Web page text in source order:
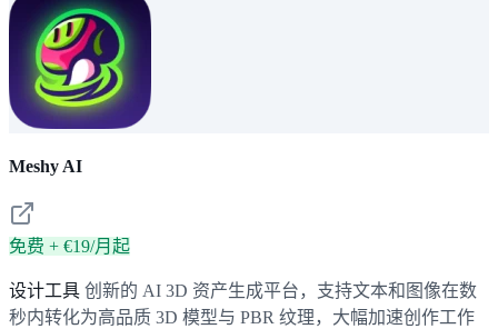
Meshy AI
免费 + €19/月起
设计工具 创新的 AI 3D 资产生成平台，支持文本和图像在数
秒内转化为高品质 3D 模型与 PBR 纹理，大幅加速创作工作